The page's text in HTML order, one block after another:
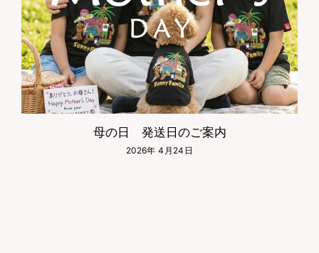
母の日 発送日のご案内
2026年 4月24日